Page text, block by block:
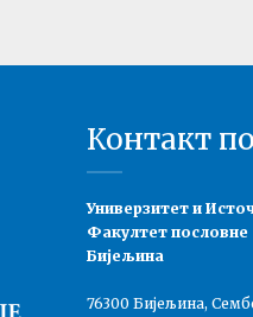
Контакт
Универзитет и
Факултет пословне
Бијељина
76300 Бијељина,